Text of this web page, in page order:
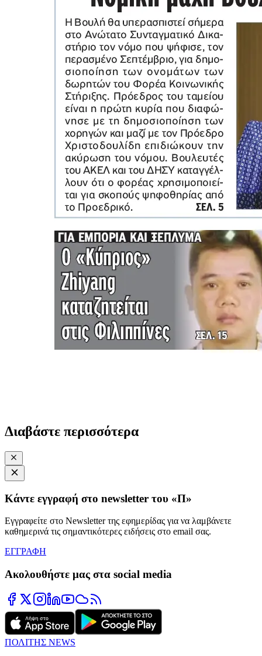
Διαβάστε περισσότερα
Κάντε εγγραφή στο newsletter του «Π»
Εγγραφείτε στο Newsletter της εφημερίδας για να λαμβάνετε
καθημερινά τις σημαντικότερες ειδήσεις στο email σας.
ΕΓΓΡΑΦΗ
Ακολουθήστε μας στα social media
ΠΟΛΙΤΗΣ NEWS